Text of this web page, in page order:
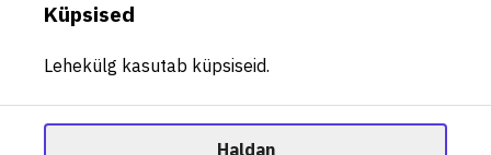
Küpsised
Lehekülg kasutab küpsiseid.
Haldan